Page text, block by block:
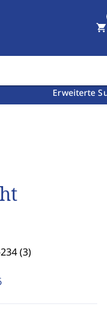
Erweiterte
shopping_cart
(3)